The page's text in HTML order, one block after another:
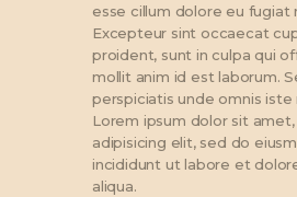
esse cillum dolore eu fugiat
Excepteur sint occaecat
proident, sunt in culpa qui
mollit anim id est laborum.
perspiciatis unde omnis iste
Lorem ipsum dolor sit
adipisicing elit, sed do
incididunt ut labore et
aliqua.